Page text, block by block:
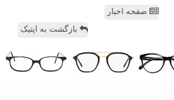
صفحه اخبار
بازگشت به اپتیک